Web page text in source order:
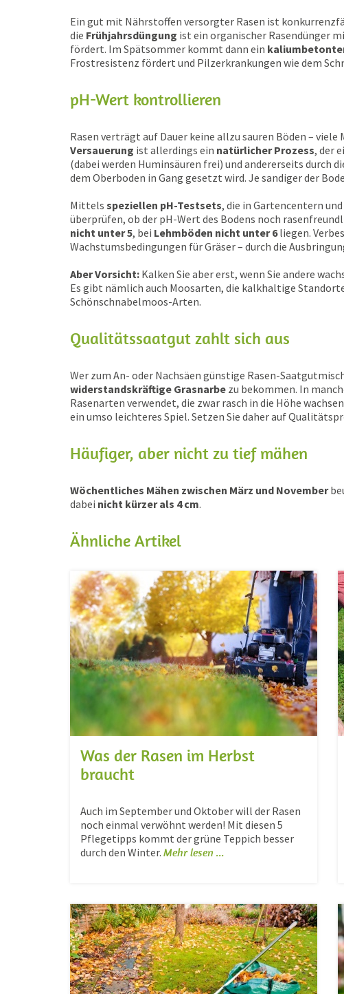
Ein gut mit Nährstoffen versorgter Rasen ist
die Frühjahrsdüngung ist ein organischer Rasendünger
fördert. Im Spätsommer kommt dann ein
Frostresistenz fördert und Pilzerkrankungen wie dem
pH-Wert kontrollieren
Rasen verträgt auf Dauer keine allzu sauren Böden – viele
Versauerung ist allerdings ein natürlicher Prozess, der
(dabei werden Huminsäuren frei) und andererseits durch
dem Oberboden in Gang gesetzt wird. Je sandiger der
Mittels speziellen pH-Testsets, die in Gartencentern
überprüfen, ob der pH-Wert des Bodens noch
nicht unter 5, bei Lehmböden nicht unter 6liegen.
Wachstumsbedingungen für Gräser – durch die
Aber Vorsicht: Kalken Sie aber erst, wenn Sie andere
Es gibt nämlich auch Moosarten, die kalkhaltige
Schönschnabelmoos-Arten.
Qualitätssaatgut zahlt sich aus
Wer zum An- oder Nachsäen günstige Rasen-
widerstandskräftige Grasnarbe zu bekommen. In
Rasenarten verwendet, die zwar rasch in die Höhe
ein umso leichteres Spiel. Setzen Sie daher auf
Häufiger, aber nicht zu tief mähen
Wöchentliches Mähen zwischen März und November
dabei nicht kürzer als 4 cm.
Ähnliche Artikel
Was der Rasen im Herbst
braucht
Auch im September und Oktober will der Rasen
noch einmal verwöhnt werden! Mit diesen 5
Pflegetipps kommt der grüne Teppich besser
durch den Winter. Mehr lesen ...